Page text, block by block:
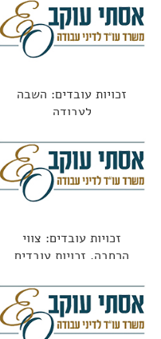
זכויות עובדים: השבה
לעבודה
זכויות עובדים: צווי
הרחבה, זכויות עובדים